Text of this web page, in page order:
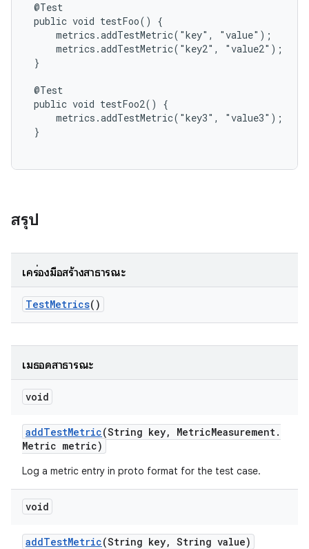
@Test
public void testFoo() {
     metrics.addTestMetric("key", "value");
     metrics.addTestMetric("key2", "value2");
}
@Test
public void testFoo2() {
     metrics.addTestMetric("key3", "value3");
}
สรุป
เครื่องมือสร้างสาธารณะ
TestMetrics()
เมธอดสาธารณะ
void
addTestMetric(String key, MetricMeasurement.
Metric metric)
Log a metric entry in proto format for the test case.
void
addTestMetric(String key, String value)